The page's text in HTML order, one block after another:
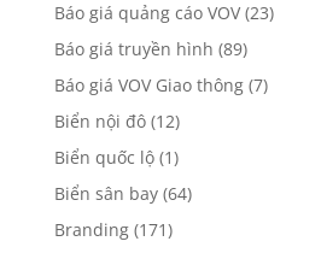
Báo giá quảng cáo VOV(23)
Báo giá truyền hình (89)
Báo giá VOV Giao thông(7)
Biển nội đô(12)
Biển quốc lộ(1)
Biển sân bay(64)
Branding(171)